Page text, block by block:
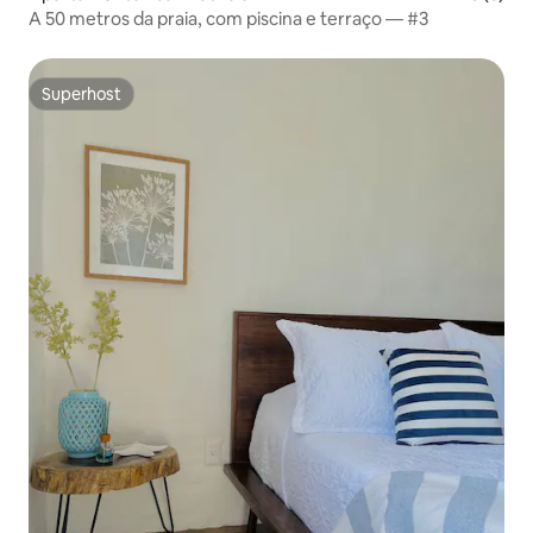
A 50 metros da praia, com piscina e terraço — #3
Superhost
Superhost